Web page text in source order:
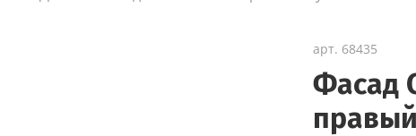
арт. 68435
Фасад